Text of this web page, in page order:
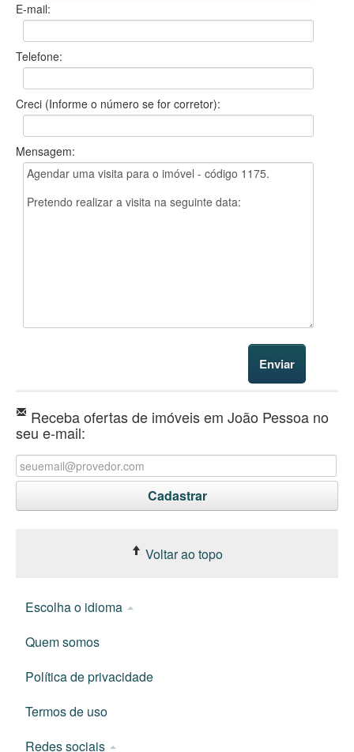
E-mail:
Telefone:
Creci (Informe o número se for corretor):
Mensagem:
Receba ofertas de imóveis em João Pessoa no
seu e-mail:
Voltar ao topo
Escolha o idioma
Quem somos
Política de privacidade
Termos de uso
Redes sociais